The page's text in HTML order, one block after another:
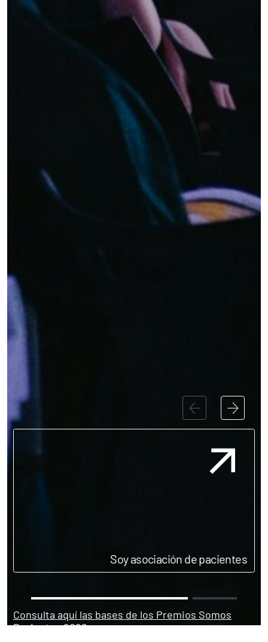
Soy asociación de pacientes
Consulta aquí las bases de los Premios Somos
Pacientes 2026
Explora
Asociaciones
Actualidad
Nuestros premios
Accede al apartado personal de asociaciones
Contacta con nosotros